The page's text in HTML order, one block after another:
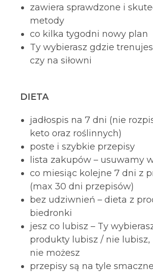
zawiera sprawdzone i
metody
co kilka tygodni nowy plan
Ty wybierasz gdzie
czy na siłowni
DIETA
jadłospis na 7 dni (nie
keto oraz roślinnych)
poste i szybkie przepisy
lista zakupów – usuwamy
co miesiąc kolejne 7 dni z
(max 30 dni przepisów)
bez udziwnień – dieta z
biedronki
jesz co lubisz – Ty
produkty lubisz / nie lubisz,
nie możesz
przepisy są na tyle